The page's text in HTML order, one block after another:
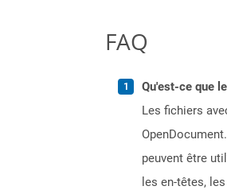
FAQ
Qu'est-ce que
Les fichiers
peuvent être
les en-têtes,